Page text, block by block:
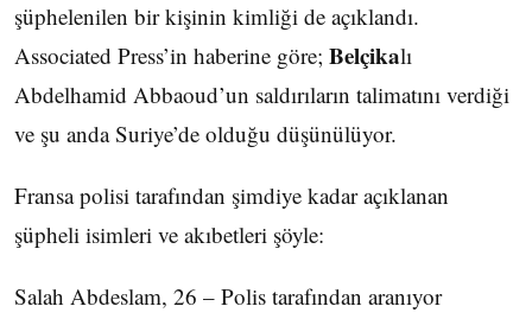
şüphelenilen bir kişinin kimliği de açıklandı.
Associated Press’in haberine göre; Belçikalı
Abdelhamid Abbaoud’un saldırıların talimatını verdiği
ve şu anda Suriye’de olduğu düşünülüyor.
Fransa polisi tarafından şimdiye kadar açıklanan
şüpheli isimleri ve akıbetleri şöyle:
Salah Abdeslam, 26 – Polis tarafından aranıyor